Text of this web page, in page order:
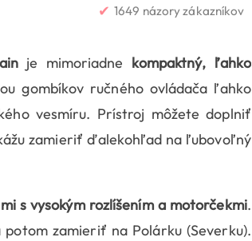
✔ 1649 názory zákazníkov
je mimoriadne kompaktný, ľahko
gombíkov ručného ovládača ľahko
vesmíru. Prístroj môžete doplniť
zamieriť ďalekohľad na ľubovoľný
s vysokým rozlíšením a motorčekmi.
zamieriť na Polárku (Severku).